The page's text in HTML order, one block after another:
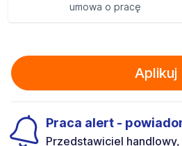
umowa o pracę
Aplikuj
Praca alert -
Przedstawiciel